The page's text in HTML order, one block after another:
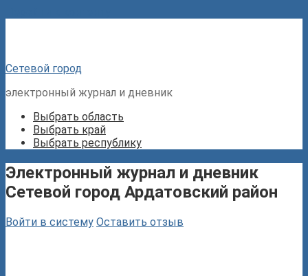
Сетевой город
электронный журнал и дневник
Выбрать область
Выбрать край
Выбрать республику
Электронный журнал и дневник
Сетевой город Ардатовский район
Войти в систему Оставить отзыв